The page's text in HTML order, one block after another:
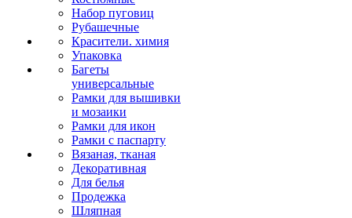
Набор пуговиц
Рубашечные
Красители. химия
Упаковка
Багеты
универсальные
Рамки для вышивки
и мозаики
Рамки для икон
Рамки с паспарту
Вязаная, тканая
Декоративная
Для белья
Продежка
Шляпная